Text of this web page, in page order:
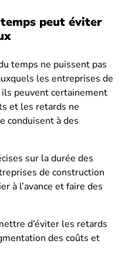
peut éviter
temps ne puissent pas
les entreprises de
peuvent certainement
et les retards ne
conduisent à des
sur la durée des
de construction
à l’avance et faire des
d’éviter les retards
des coûts et